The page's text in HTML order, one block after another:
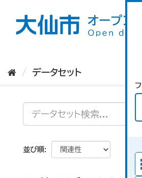
データセット
並び順